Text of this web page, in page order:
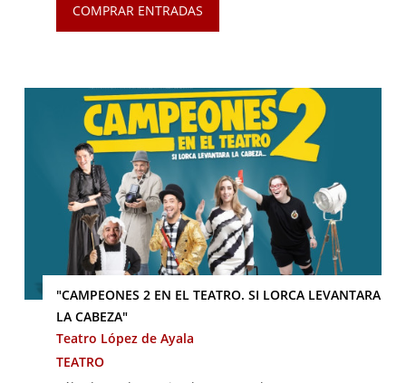
COMPRAR ENTRADAS
"CAMPEONES 2 EN EL TEATRO. SI LORCA LEVANTARA
LA CABEZA"
Teatro López de Ayala
TEATRO